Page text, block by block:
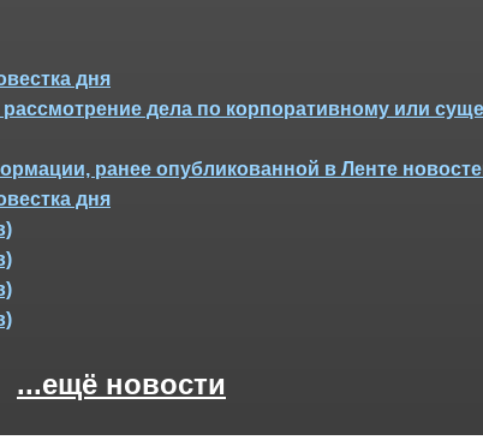
дня
дела по корпоративному или
ранее опубликованной в Ленте
дня
...ещё новости